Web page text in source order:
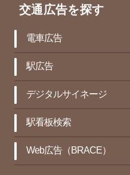
交通広告を探す
電車広告
駅広告
デジタルサイネージ
駅看板検索
Web広告（BRACE）